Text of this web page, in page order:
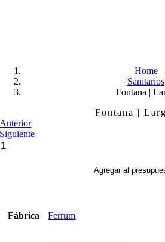
Home
Sanitarios
Fontana |
Fontana |
Anterior
Siguiente
Agregar al
Fábrica Ferrum